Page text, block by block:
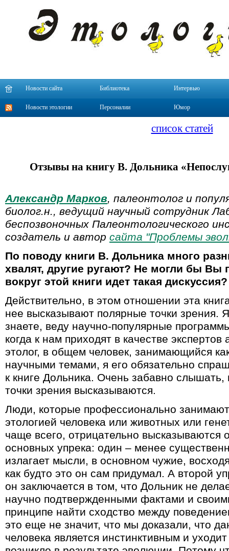
Новости сайта Библиотека Интервью
Новости этологии Персоналии Юмор
список статей
Отзывы на книгу В. Дольника
Александр Марков, палеонтолог и
биолог.н., ведущий научный сотрудник
беспозвоночных Палеонтологического
создатель и автор сайта "Проблемы
По поводу книги В. Дольника много
хвалят, другие ругают? Не могли бы Вы
вокруг этой книги идет такая дискуссия?
Действительно, в этом отношении эта
нее высказывают полярные точки зрения.
знаете, веду научно-популярные
когда к нам приходят в качестве экспертов
этолог, в общем человек, занимающийся
научными темами, я его обязательно
к книге Дольника. Очень забавно слышать,
точки зрения высказываются.
Люди, которые профессионально
этологией человека или животных или
чаще всего, отрицательно высказываются
основных упрека: один – менее
излагает мысли, в основном чужие,
как будто это он сам придумал. А второй
он заключается в том, что Дольник не
научно подтвержденными фактами и
принципе найти сходство между
это еще не значит, что мы доказали, что
человека является инстинктивным и